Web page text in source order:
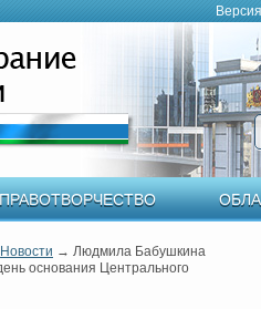
ПРАВОТВОРЧЕСТВО
Новости → Людмила Бабушкина
основания Центрального